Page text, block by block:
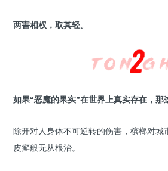
两害相权，取其轻。
如果“恶魔的果实”在世界上真实存在，那
除开对人身体不可逆转的伤害，槟榔对城
皮癣般无从根治。